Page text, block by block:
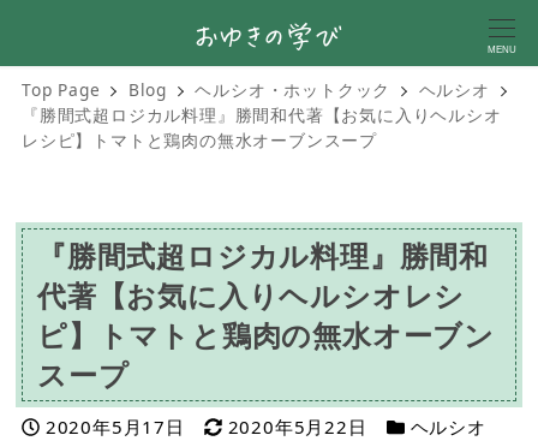
MENU
Top Page Blog ヘルシオ・ホットクック
ヘルシオ
『勝間式超ロジカル料理』勝間和代著【お気に入りヘルシオ
レシピ】トマトと鶏肉の無水オーブンスープ
『勝間式超ロジカル料理』勝間和
代著【お気に入りヘルシオレシ
ピ】トマトと鶏肉の無水オーブン
スープ
投稿日
2020年5月17日 更新日
2020年5月22日 カテゴリー
ヘルシオ